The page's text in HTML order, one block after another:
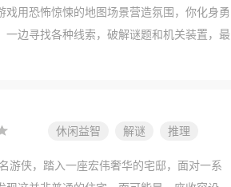
用恐怖惊悚的地图场景营造氛围，你化身勇
边寻找各种线索，破解谜题和机关装置，最
定所有任务，这特别考验你的经验、技巧和
休闲益智 解谜 推理
游侠，踏入一座宏伟奢华的宅邸，面对一系